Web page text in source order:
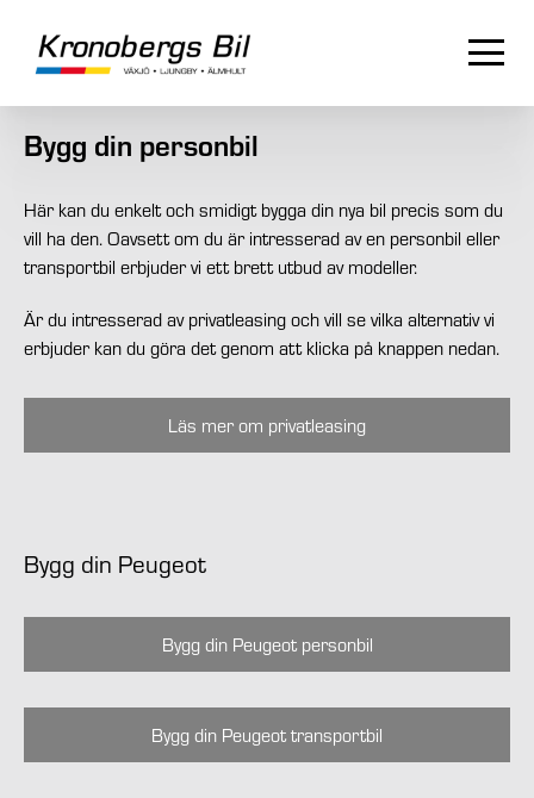
Bygg din personbil
Här kan du enkelt och smidigt bygga din nya bil precis som du
vill ha den. Oavsett om du är intresserad av en personbil eller
transportbil erbjuder vi ett brett utbud av modeller.
Är du intresserad av privatleasing och vill se vilka alternativ vi
erbjuder kan du göra det genom att klicka på knappen nedan.
Läs mer om privatleasing
Bygg din Peugeot
Bygg din Peugeot personbil
Bygg din Peugeot transportbil